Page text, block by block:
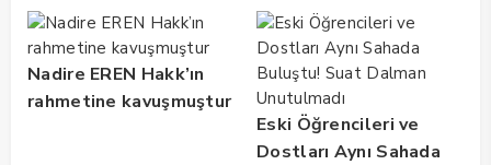
Nadire EREN Hakk’ın
rahmetine kavuşmuştur
Eski Öğrencileri ve
Dostları Aynı Sahada